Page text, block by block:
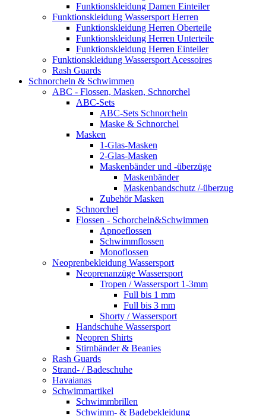
Funktionskleidung Damen Einteiler
Funktionskleidung Wassersport Herren
Funktionskleidung Herren Oberteile
Funktionskleidung Herren Unterteile
Funktionskleidung Herren Einteiler
Funktionskleidung Wassersport Acessoires
Rash Guards
Schnorcheln & Schwimmen
ABC - Flossen, Masken, Schnorchel
ABC-Sets
ABC-Sets Schnorcheln
Maske & Schnorchel
Masken
1-Glas-Masken
2-Glas-Masken
Maskenbänder und -überzüge
Maskenbänder
Maskenbandschutz /-überzug
Zubehör Masken
Schnorchel
Flossen - Schorcheln&Schwimmen
Apnoeflossen
Schwimmflossen
Monoflossen
Neoprenbekleidung Wassersport
Neoprenanzüge Wassersport
Tropen / Wassersport 1-3mm
Full bis 1 mm
Full bis 3 mm
Shorty / Wassersport
Handschuhe Wassersport
Neopren Shirts
Stirnbänder & Beanies
Rash Guards
Strand- / Badeschuhe
Havaianas
Schwimmartikel
Schwimmbrillen
Schwimm- & Badebekleidung